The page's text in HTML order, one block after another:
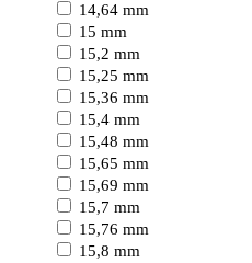
14,64 mm
15 mm
15,2 mm
15,25 mm
15,36 mm
15,4 mm
15,48 mm
15,65 mm
15,69 mm
15,7 mm
15,76 mm
15,8 mm